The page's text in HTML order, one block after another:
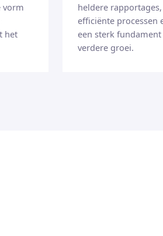
vorm
het
heldere rapportages,
efficiënte processen
een sterk
verdere groei.